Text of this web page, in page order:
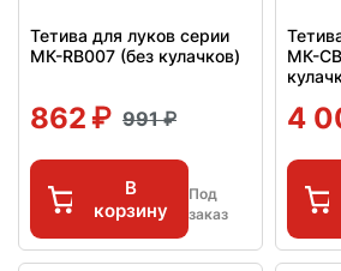
Тетива для луков серии
МК-RB007 (без кулачков)
862 991
В
корзину
Под
заказ
МК-
4